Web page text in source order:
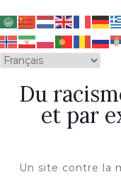
OUVRIR/FERMER
Du
et par
Un site contre la